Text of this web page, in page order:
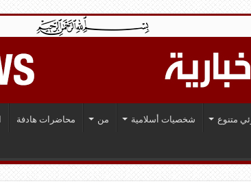
متنوع شخصيات أسلامية من محاضرات هادفة